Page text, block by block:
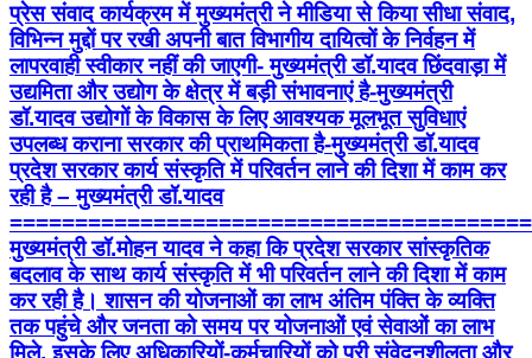
प्रेस संवाद कार्यक्रम में मुख्यमंत्री ने मीडिया से किया सीधा संवाद,
विभिन्न मुद्दों पर रखी अपनी बात विभागीय दायित्वों के निर्वहन में
लापरवाही स्वीकार नहीं की जाएगी- मुख्यमंत्री डॉ.यादव छिंदवाड़ा में
उद्यमिता और उद्योग के क्षेत्र में बड़ी संभावनाएं है-मुख्यमंत्री
डॉ.यादव उद्योगों के विकास के लिए आवश्यक मूलभूत सुविधाएं
उपलब्ध कराना सरकार की प्राथमिकता है-मुख्यमंत्री डॉ.यादव
प्रदेश सरकार कार्य संस्कृति में परिवर्तन लाने की दिशा में काम कर
रही है – मुख्यमंत्री डॉ.यादव
मुख्यमंत्री डॉ.मोहन यादव ने कहा कि प्रदेश सरकार सांस्कृतिक
बदलाव के साथ कार्य संस्कृति में भी परिवर्तन लाने की दिशा में काम
कर रही है। शासन की योजनाओं का लाभ अंतिम पंक्ति के व्यक्ति
तक पहुंचे और जनता को समय पर योजनाओं एवं सेवाओं का लाभ